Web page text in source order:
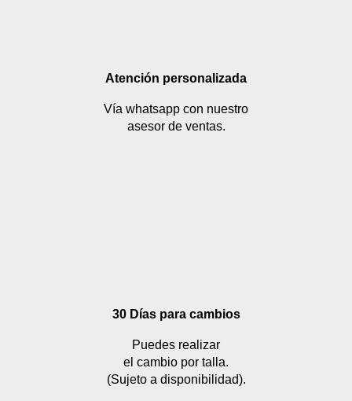
Atención personalizada
Vía whatsapp con nuestro
asesor de ventas.
30 Días para cambios
Puedes realizar
el cambio por talla.
(Sujeto a disponibilidad).